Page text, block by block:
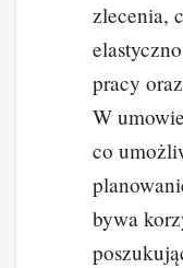
zlecenia,
pracy
W
co
bywa